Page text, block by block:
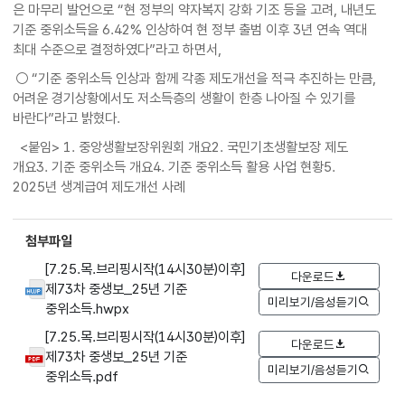
은 마무리 발언으로 “현 정부의 약자복지 강화 기조 등을 고려, 내년도
기준 중위소득을 6.42% 인상하여 현 정부 출범 이후 3년 연속 역대
최대 수준으로 결정하였다”라고 하면서,
○ “기준 중위소득 인상과 함께 각종 제도개선을 적극 추진하는 만큼,
어려운 경기상황에서도 저소득층의 생활이 한층 나아질 수 있기를
바란다”라고 밝혔다.
<붙임> 1. 중앙생활보장위원회 개요2. 국민기초생활보장 제도
개요3. 기준 중위소득 개요4. 기준 중위소득 활용 사업 현황5.
2025년 생계급여 제도개선 사례
첨부파일
[7.25.목.브리핑시작(14시30분)이후]
제73차 중생보_25년 기준
중위소득.hwpx
다운로드
미리보기/음성듣기
[7.25.목.브리핑시작(14시30분)이후]
제73차 중생보_25년 기준
중위소득.pdf
다운로드
미리보기/음성듣기